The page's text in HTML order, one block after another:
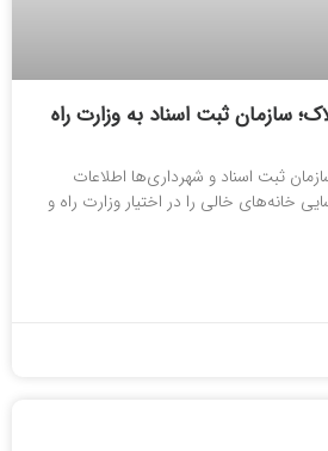
سازمان ثبت اسناد به وزارت راه
ثبت اسناد و شهرداری‌ها اطلاعات
خانه‌های خالی را در اختیار وزارت راه و